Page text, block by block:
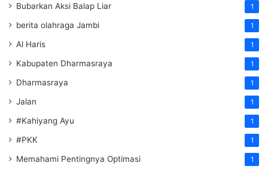
Bubarkan Aksi Balap Liar 1
berita olahraga Jambi 1
Al Haris 1
Kabupaten Dharmasraya 1
Dharmasraya 1
Jalan 1
#Kahiyang Ayu 1
#PKK 1
Memahami Pentingnya Optimasi 1